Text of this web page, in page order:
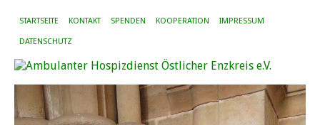
STARTSEITE KONTAKT SPENDEN KOOPERATION IMPRESSUM
DATENSCHUTZ